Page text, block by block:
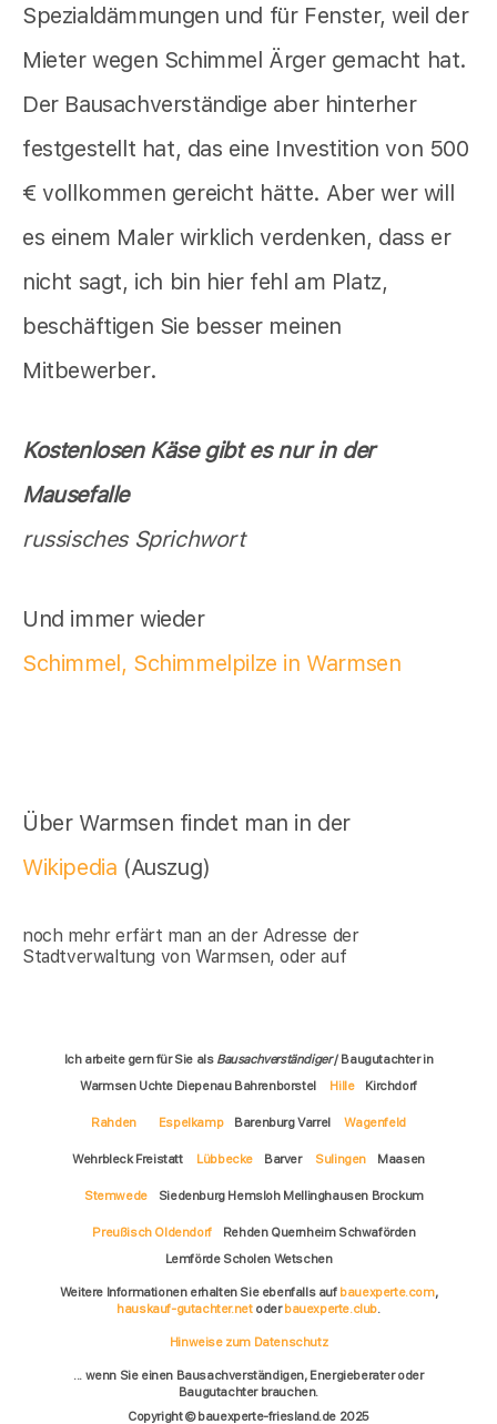
Spezialdämmungen und für Fenster, weil der
Mieter wegen Schimmel Ärger gemacht hat.
Der Bausachverständige aber hinterher
festgestellt hat, das eine Investition von 500
€ vollkommen gereicht hätte. Aber wer will
es einem Maler wirklich verdenken, dass er
nicht sagt, ich bin hier fehl am Platz,
beschäftigen Sie besser meinen
Mitbewerber.
Kostenlosen Käse gibt es nur in der
Mausefalle
russisches Sprichwort
Und immer wieder
Schimmel, Schimmelpilze in Warmsen
Über Warmsen findet man in der
Wikipedia (Auszug)
noch mehr erfärt man an der Adresse der
Stadtverwaltung von Warmsen, oder auf
Ich arbeite gern für Sie als Bausachverständiger/ Baugutachter in
Warmsen Uchte Diepenau Bahrenborstel
Hille Kirchdorf
Rahden Espelkamp Barenburg Varrel Wagenfeld
Wehrbleck Freistatt Lübbecke Barver Sulingen Maasen
Stemwede Siedenburg Hemsloh Mellinghausen Brockum
Preußisch Oldendorf
Rehden Quernheim Schwaförden
Lemförde Scholen Wetschen
Weitere Informationen erhalten Sie ebenfalls auf bauexperte.com,
hauskauf-gutachter.netoderbauexperte.club.
Hinweise zum Datenschutz
... wenn Sie einen Bausachverständigen, Energieberater oder
Baugutachter brauchen.
Copyright © bauexperte-friesland.de 2025